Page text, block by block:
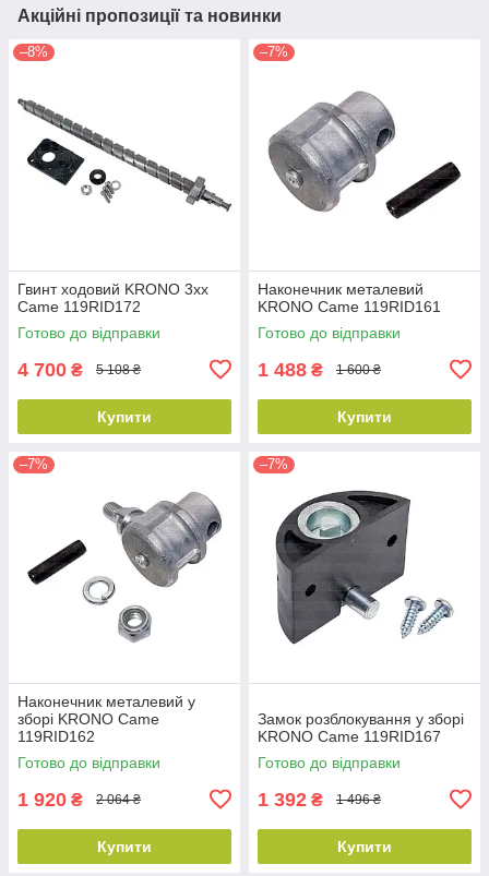
Акційні пропозиції та новинки
–8%
Гвинт ходовий KRONO 3xx
Came 119RID172
Готово до відправки
4 700 ₴ 5 108 ₴
Купити
–7%
Наконечник металевий
KRONO Came 119RID161
Готово до відправки
1 488 ₴ 1 600 ₴
Купити
–7%
Наконечник металевий у
зборі KRONO Came
119RID162
Готово до відправки
1 920 ₴ 2 064 ₴
Купити
–7%
Замок розблокування у зборі
KRONO Came 119RID167
Готово до відправки
1 392 ₴ 1 496 ₴
Купити